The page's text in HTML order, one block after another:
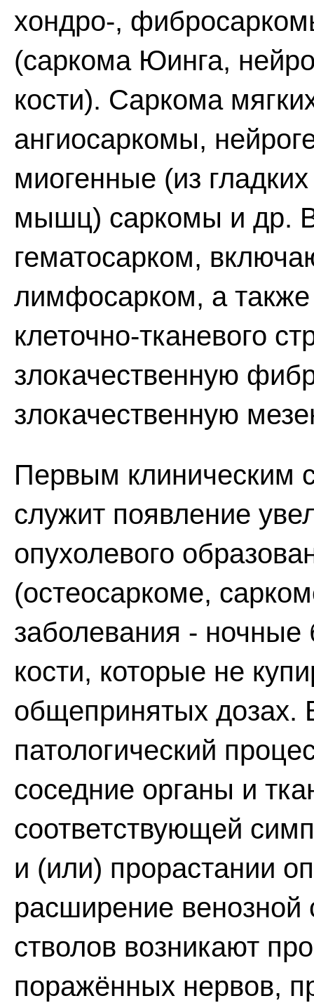
хондро-,
(саркома Юинга,
кости). Саркома
ангиосаркомы,
миогенные (из
мышц) саркомы и др.
гематосарком,
лимфосарком, а также
клеточно-тканевого
злокачественную
злокачественную
Первым клиническим
служит появление
опухолевого
(остеосаркоме,
заболевания - ночные
кости, которые не
общепринятых дозах.
патологический
соседние органы и
соответствующей
и (или) прорастании
расширение
стволов возникают
поражённых нервов,